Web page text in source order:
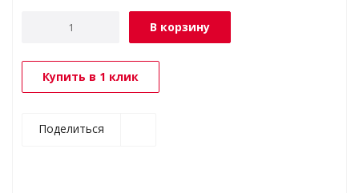
В корзину
Купить в 1 клик
Поделиться